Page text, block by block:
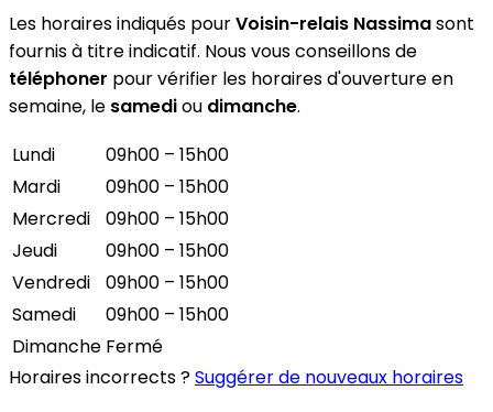
Les horaires indiqués pourVoisin-relais Nassimasont
fournis à titre indicatif. Nous vous conseillons de
téléphoner pour vérifier les horaires d'ouverture en
semaine, le samediou dimanche.
Lundi
09h00 – 15h00
Mardi
09h00 – 15h00
Mercredi
09h00 – 15h00
Jeudi
09h00 – 15h00
Vendredi
09h00 – 15h00
Samedi
09h00 – 15h00
Dimanche Fermé
Horaires incorrects ?Suggérer de nouveaux horaires